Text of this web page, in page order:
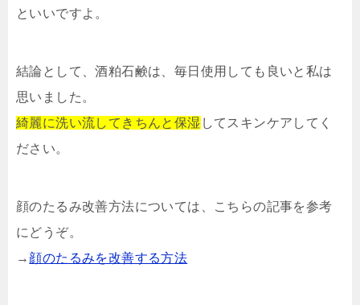
といいですよ。
結論として、酒粕石鹸は、毎日使用しても良いと私は
思いました。
綺麗に洗い流してきちんと保湿 してスキンケアしてく
ださい。
顔のたるみ改善方法については、こちらの記事を参考
にどうぞ。
→ 顔のたるみを改善する方法